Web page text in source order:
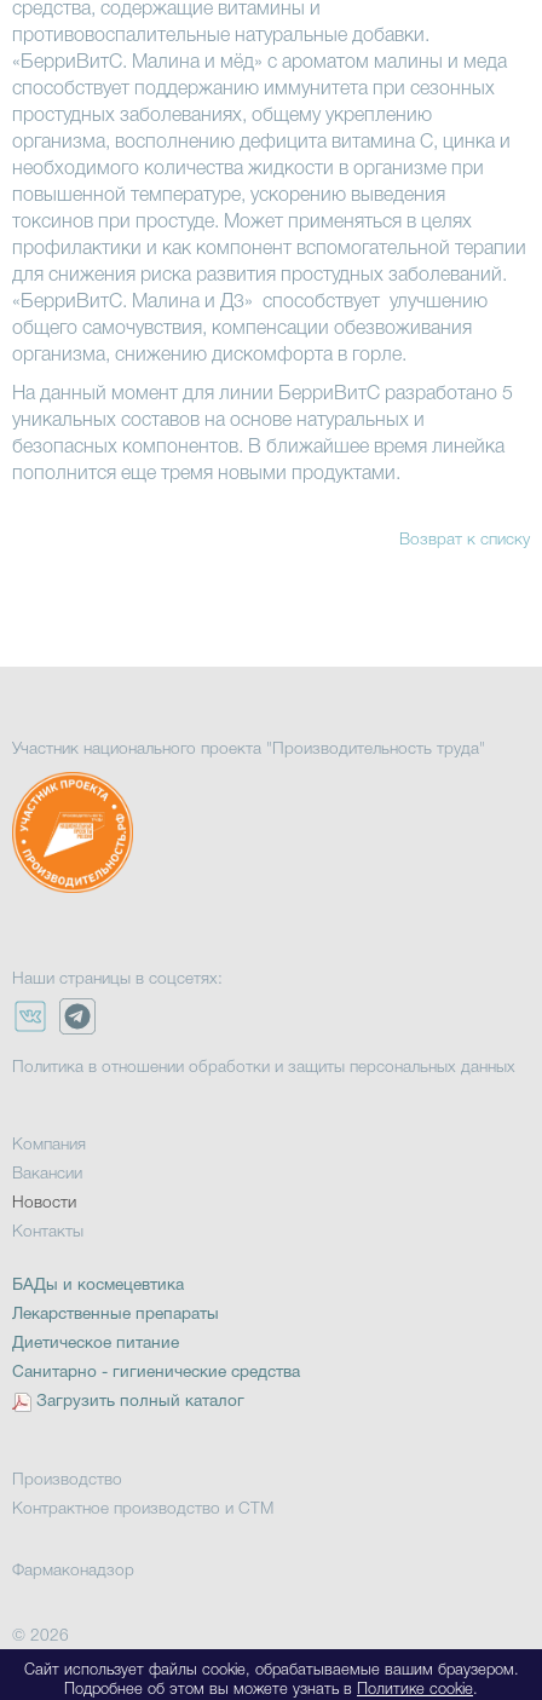
средства, содержащие витамины и
противовоспалительные натуральные добавки.
«БерриВитС. Малина и мёд» с ароматом малины и меда
способствует поддержанию иммунитета при сезонных
простудных заболеваниях, общему укреплению
организма, восполнению дефицита витамина С, цинка и
необходимого количества жидкости в организме при
повышенной температуре, ускорению выведения
токсинов при простуде. Может применяться в целях
профилактики и как компонент вспомогательной терапии
для снижения риска развития простудных заболеваний.
«БерриВитС. Малина и Д3» способствует улучшению
общего самочувствия, компенсации обезвоживания
организма, снижению дискомфорта в горле.
На данный момент для линии БерриВитС разработано 5
уникальных составов на основе натуральных и
безопасных компонентов. В ближайшее время линейка
пополнится еще тремя новыми продуктами.
Возврат к списку
Участник национального проекта "Производительность труда"
Наши страницы в соцсетях:
Политика в отношении обработки и защиты персональных данных
Компания
Вакансии
Новости
Контакты
БАДы и космецевтика
Лекарственные препараты
Диетическое питание
Санитарно - гигиенические средства
Загрузить полный каталог
Производство
Контрактное производство и СТМ
Фармаконадзор
© 2026
Сайт использует файлы cookie, обрабатываемые вашим браузером.
Подробнее об этом вы можете узнать в
Политике cookie.